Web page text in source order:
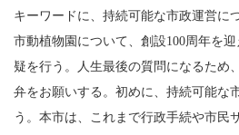
キーワードに、持続可能な市政運営に
市動植物園について、創設100周年を
疑を行う。人生最後の質問になるため
弁をお願いする。初めに、持続可能な
う。本市は、これまで行政手続や市民